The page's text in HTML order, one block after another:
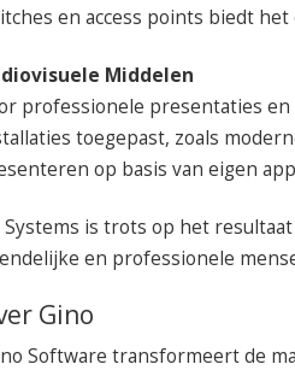
en access points biedt
Middelen
professionele presentaties
toegepast, zoals
op basis van eigen
Systems is trots op het
en professionele
Gino
Software transformeert de